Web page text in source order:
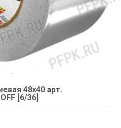
48х40 арт.
[6/36]